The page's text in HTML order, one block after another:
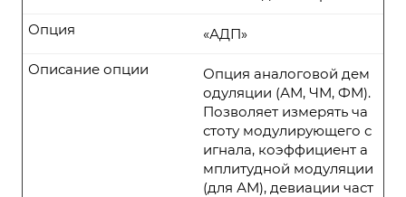
«АДП»
Опция
Опция аналоговой дем
одуляции (АМ, ЧМ, ФМ).
Позволяет измерять ча
стоту модулирующего с
игнала, коэффициент а
мплитудной модуляции
(для АМ), девиации част
Описание опции